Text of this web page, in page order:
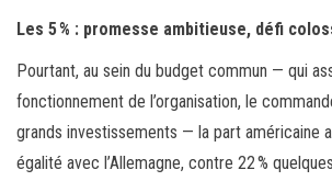
Les 5 % : promesse ambitieuse, défi
Pourtant, au sein du budget commun — qui
fonctionnement de l’organisation, le
grands investissements — la part américaine
égalité avec l’Allemagne, contre 22 %